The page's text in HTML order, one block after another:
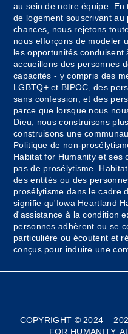
au sein de notre équipe.
de logement souscrivant
chances, nous rejetons
nous efforçons de modeler
les opportunités
accueillons des personnes
capacités - y compris des
LGBTQ+ et BIPOC, des
sans confession, et des
parce que lorsque nous
Dieu, nous construisons
construisons une
Politique de non-
Habitat for Humanity et ses
pas de prosélytisme.
des entités ou des
prosélytisme dans le cadre
signifie qu'Iowa Heartland
d'assistance à la condition
personnes adhèrent ou se
particulière ou écoutent et
conçus pour induire une
COPYRIGHT © 2024 –
FOR HUMANITY.
Bosnian